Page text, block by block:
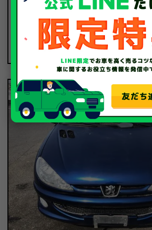
走行距離 102,632Km
種別 事故車
査定時期 2024年11月